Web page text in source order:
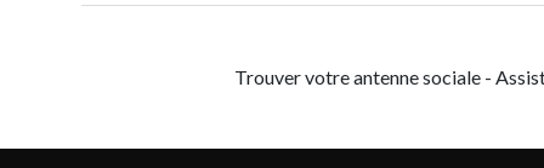
Trouver votre antenne sociale -